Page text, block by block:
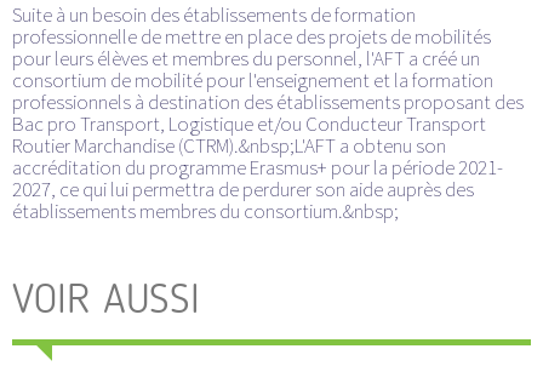
Suite à un besoin des établissements de formation
professionnelle de mettre en place des projets de mobilités
pour leurs élèves et membres du personnel, l'AFT a créé un
consortium de mobilité pour l'enseignement et la formation
professionnels à destination des établissements proposant des
Bac pro Transport, Logistique et/ou Conducteur Transport
Routier Marchandise (CTRM).&nbsp;L'AFT a obtenu son
accréditation du programme Erasmus+ pour la période 2021-
2027, ce qui lui permettra de perdurer son aide auprès des
établissements membres du consortium.&nbsp;
VOIR AUSSI